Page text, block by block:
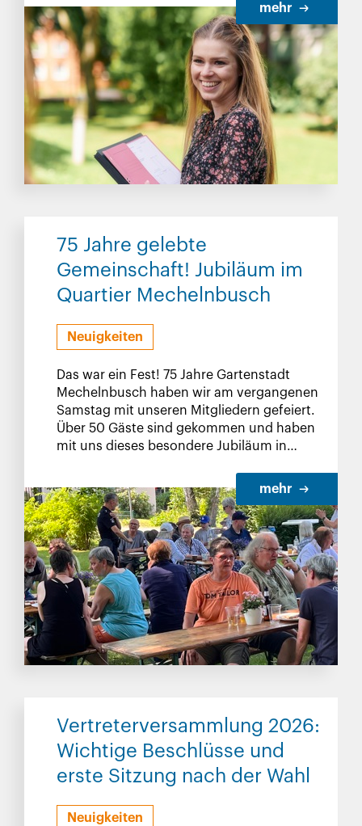
mehr
75 Jahre gelebte
Gemeinschaft! Jubiläum im
Quartier Mechelnbusch
Neuigkeiten
Das war ein Fest! 75 Jahre Gartenstadt
Mechelnbusch haben wir am vergangenen
Samstag mit unseren Mitgliedern gefeiert.
Über 50 Gäste sind gekommen und haben
mit uns dieses besondere Jubiläum in
mehr
Vertreterversammlung 2026:
Wichtige Beschlüsse und
erste Sitzung nach der Wahl
Neuigkeiten